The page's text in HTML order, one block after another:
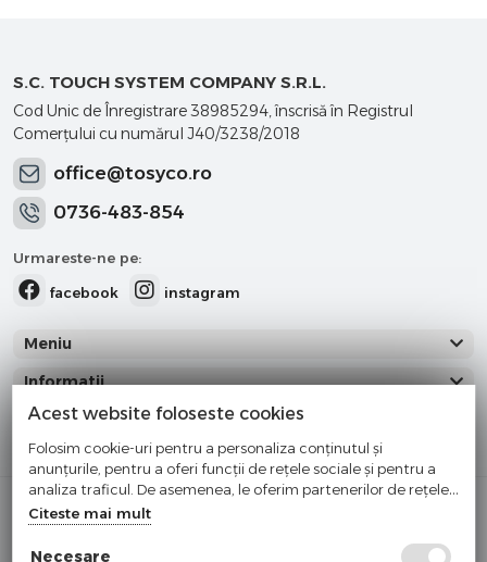
S.C. TOUCH SYSTEM COMPANY S.R.L.
Cod Unic de Înregistrare 38985294, înscrisă în Registrul
Comerţului cu numărul J40/3238/2018
office@tosyco.ro
0736-483-854
Urmareste-ne pe:
facebook
instagram
Meniu
Informatii
Categorii
Cumparati cu incredere
Acest website foloseste cookies
Folosim cookie-uri pentru a personaliza conținutul și
anunțurile, pentru a oferi funcții de rețele sociale și pentru a
analiza traficul. De asemenea, le oferim partenerilor de rețele
sociale, de publicitate și de analize informații cu privire la
modul în care folosiți site-ul nostru. Aceștia le pot combina cu
alte informații oferite de dvs. sau culese în urma folosirii
Citeste mai mult
Necesare